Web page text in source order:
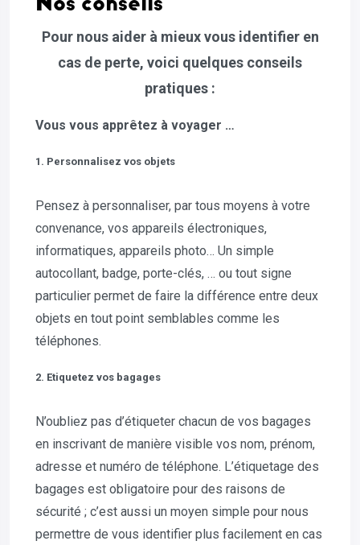
Pour nous aider à mieux vous identifier en
cas de perte, voici quelques conseils
pratiques :
Vous vous apprêtez à voyager …
1. Personnalisez vos objets
Pensez à personnaliser, par tous moyens à votre
convenance, vos appareils électroniques,
informatiques, appareils photo… Un simple
autocollant, badge, porte-clés, … ou tout signe
particulier permet de faire la différence entre deux
objets en tout point semblables comme les
téléphones.
2. Etiquetez vos bagages
N’oubliez pas d’étiqueter chacun de vos bagages
en inscrivant de manière visible vos nom, prénom,
adresse et numéro de téléphone. L’étiquetage des
bagages est obligatoire pour des raisons de
sécurité ; c’est aussi un moyen simple pour nous
permettre de vous identifier plus facilement en cas